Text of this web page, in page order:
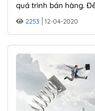
quá trình bán hàng.
2253 12-04-2020